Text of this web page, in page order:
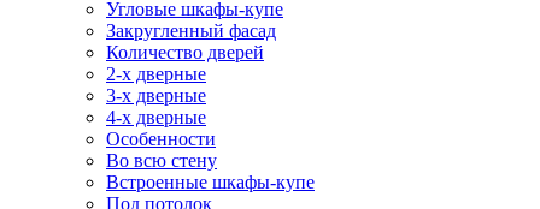
Угловые шкафы-купе
Закругленный фасад
Количество дверей
2-х дверные
3-х дверные
4-х дверные
Особенности
Во всю стену
Встроенные шкафы-купе
Под потолок